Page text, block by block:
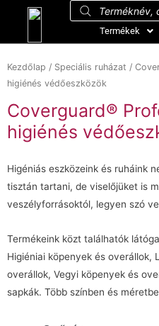
Termékek
Kezdőlap / Speciális ruházat /
higiénés védőeszközök
Coverguard®
higiénés
Higéniás eszközeink és ruháink
tisztán tartani, de viselőjüket is
veszélyforrásoktól, legyen szó
Termékeink közt találhatók
Higiéniai köpenyek és overállok,
overállok, Vegyi köpenyek és
sapkák. Több színben és